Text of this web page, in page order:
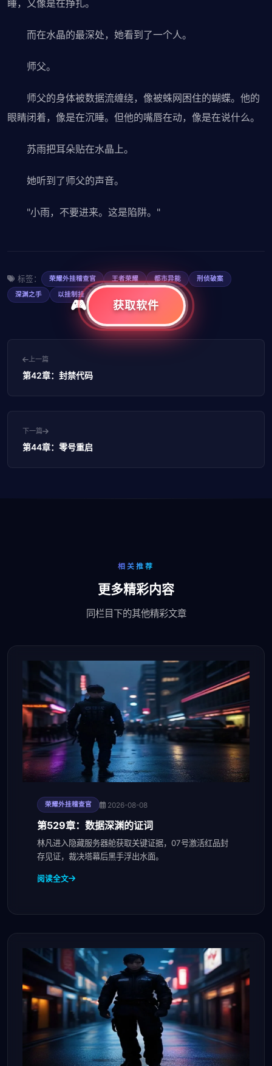
睡，又像是在挣扎。
而在水晶的最深处，她看到了一个人。
师父。
师父的身体被数据流缠绕，像被蛛网困住的蝴蝶。他的
眼睛闭着，像是在沉睡。但他的嘴唇在动，像是在说什么。
苏雨把耳朵贴在水晶上。
她听到了师父的声音。
"小雨，不要进来。这是陷阱。"
标签： 荣耀外挂稽查官 王者荣耀 都市异能
刑侦破案
深渊之手
以挂制挂
上一篇
第42章：封禁代码
下一篇
第44章：零号重启
相关推荐
更多精彩内容
同栏目下的其他精彩文章
荣耀外挂稽查官 2026-08-08
第529章：数据深渊的证词
林凡进入隐藏服务器舱获取关键证据，07号激活红品封
存见证，裁决塔幕后黑手浮出水面。
阅读全文
获取软件